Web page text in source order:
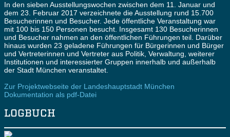
In den sieben Ausstellungswochen zwischen dem 11. Januar und
dem 23. Februar 2017 verzeichnete die Ausstellung rund 15.700
Besucherinnen und Besucher. Jede öffentliche Veranstaltung war
mit 100 bis 150 Personen besucht. Insgesamt 130 Besucherinnen
und Besucher nahmen an den öffentlichen Führungen teil. Darüber
hinaus wurden 23 geladene Führungen für Bürgerinnen und Bürger
und Vertreterinnen und Vertreter aus Politik, Verwaltung, weiterer
Institutionen und interessierter Gruppen innerhalb und außerhalb
der Stadt München veranstaltet.
Zur Projektwebseite der Landeshauptstadt München
Dokumentation als pdf-Datei
LOGBUCH